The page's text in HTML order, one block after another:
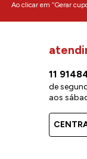
Ao clicar em “Gerar
11
de
aos